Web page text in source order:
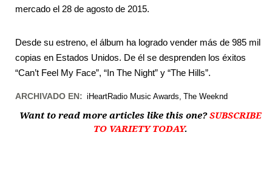
mercado el 28 de agosto de 2015.
Desde su estreno, el álbum ha logrado vender más de 985 mil
copias en Estados Unidos. De él se desprenden los éxitos
“Can’t Feel My Face”, “In The Night” y “The Hills”.
ARCHIVADO EN: iHeartRadio Music Awards The Weeknd
Want to read more articles like this one?SUBSCRIBE
TO VARIETY TODAY.